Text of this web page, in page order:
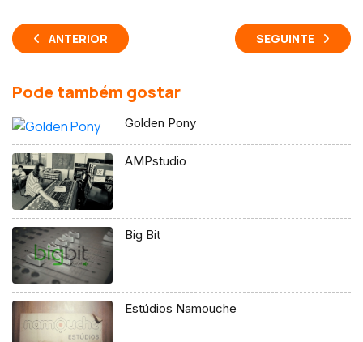
ANTERIOR SEGUINTE
Pode também gostar
Golden Pony
AMPstudio
Big Bit
Estúdios Namouche